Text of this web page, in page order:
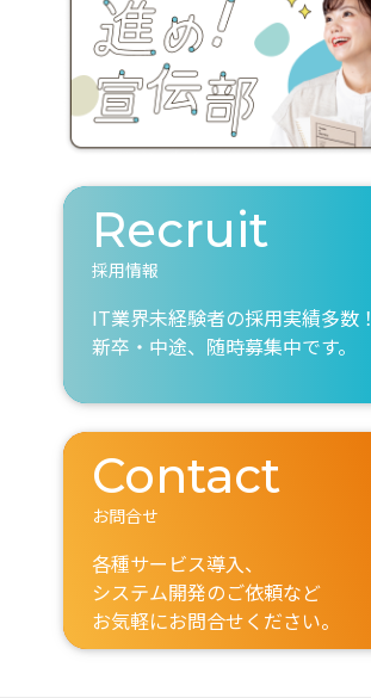
Recruit
採用情報
IT業界未経験者の採用実績多数！
新卒・中途、随時募集中です。
Contact
お問合せ
各種サービス導入、
システム開発のご依頼など
お気軽にお問合せください。